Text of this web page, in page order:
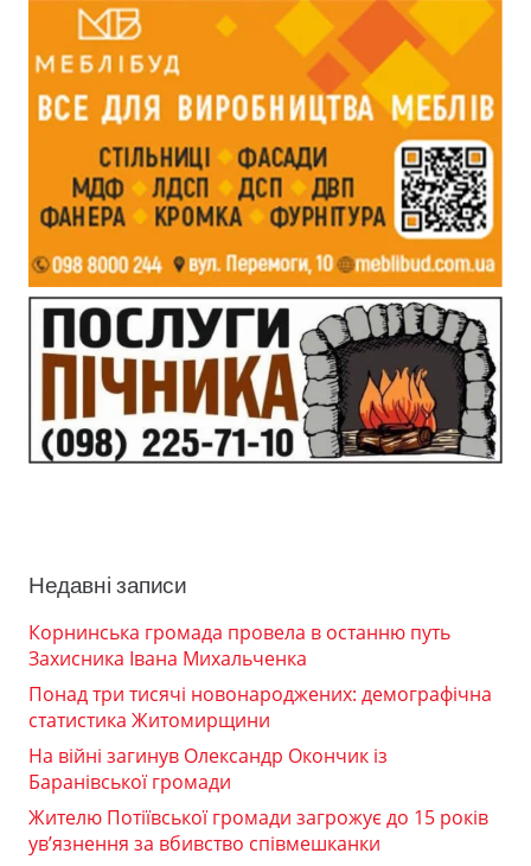
Недавні записи
Корнинська громада провела в останню путь
Захисника Івана Михальченка
Понад три тисячі новонароджених: демографічна
статистика Житомирщини
На війні загинув Олександр Окончик із
Баранівської громади
Жителю Потіївської громади загрожує до 15 років
ув’язнення за вбивство співмешканки